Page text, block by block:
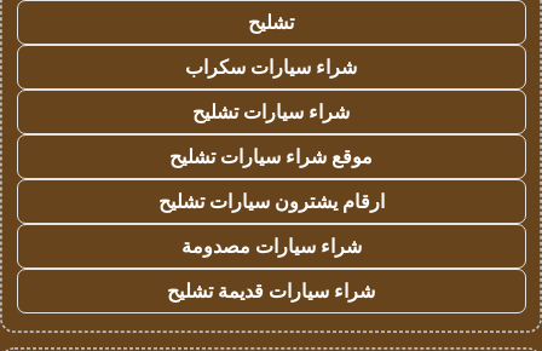
تشليح
شراء سيارات سكراب
شراء سيارات تشليح
موقع شراء سيارات تشليح
ارقام يشترون سيارات تشليح
شراء سيارات مصدومة
شراء سيارات قديمة تشليح